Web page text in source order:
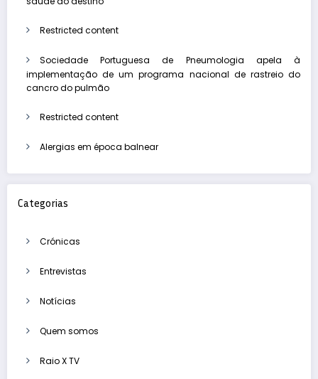
Restricted content
Sociedade Portuguesa de Pneumologia apela à
implementação de um programa nacional de rastreio do
cancro do pulmão
Restricted content
Alergias em época balnear
Categorias
Crónicas
Entrevistas
Notícias
Quem somos
Raio X TV